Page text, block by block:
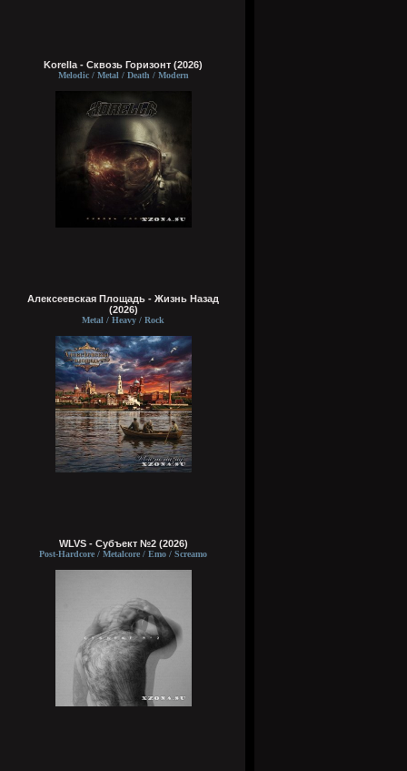
Korella - Сквозь Горизонт (2026)
Melodic / Metal / Death / Modern
Алексеевская Площадь - Жизнь Назад
(2026)
Metal / Heavy / Rock
WLVS - Субъект №2 (2026)
Post-Hardcore / Metalcore / Emo / Screamo